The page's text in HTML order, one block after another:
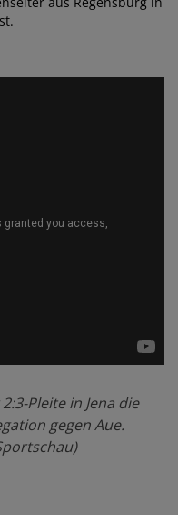
Pleite in Jena die
gegen Aue.